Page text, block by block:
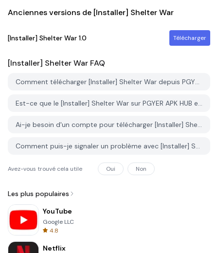
Anciennes versions de [Installer] Shelter War
[Installer] Shelter War 1.0 Télécharger
[Installer] Shelter War FAQ
Comment télécharger [Installer] Shelter War depuis PGYER APK HUB?
Est-ce que le [Installer] Shelter War sur PGYER APK HUB est gratuit?
Ai-je besoin d'un compte pour télécharger [Installer] Shelter War depuis PGYER APK HUB?
Comment puis-je signaler un problème avec [Installer] Shelter War sur PGYER APK HUB?
Avez-vous trouvé cela utile Oui Non
Les plus populaires
YouTube
Google LLC
4.8
Netflix